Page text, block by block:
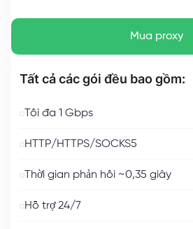
Mua proxy
Tất cả các gói đều bao gồm:
Tối đa 1 Gbps
HTTP/HTTPS/SOCKS5
Thời gian phản hồi ~0,35 giây
Hỗ trợ 24/7